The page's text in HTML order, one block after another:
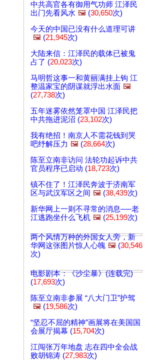
中共高官各有御用气功师 江泽民
出门先看风水 🖼️ (30,650次)
今天的中国已没有什么道理可讲
🖼️ (21,945次)
大陆来信：江泽民的载体已被鬼
占了 (20,023次)
马明哲这事一和黄丽满挂上钩 江
整温家宝的阴谋就浮出水面 🖼️
(27,738次)
五年迷雾依然笼罩中国 江泽民把
中共拖进泥沼 (23,102次)
我有绝招！南京人不需花钱到哭
吧纾解压力 🖼️ (28,664次)
陈至立南非访问 法轮功起诉中共
官员程序已启动 (18,723次)
镇不住了！江泽民奔波于济南军
区与武汉军区之间 🖼️ (38,439次)
新华网上一则不寻常的消息──老
江逃跑坐什么飞机 🖼️ (25,199次)
两个风情万种的外国女人旁，新
华网这张图片惊人心魄 🖼️ (30,546
次)
电影剧本：《沙尘暴》(连载完)
(17,693次)
陈至立南非参展 “八大门卫”护驾
🖼️ (19,586次)
“坚忍不屈的精神”画展将在美国国
会展厅揭幕 (15,704次)
江闯张万年地盘 志在四中全会战
败胡锦涛 (27,983次)